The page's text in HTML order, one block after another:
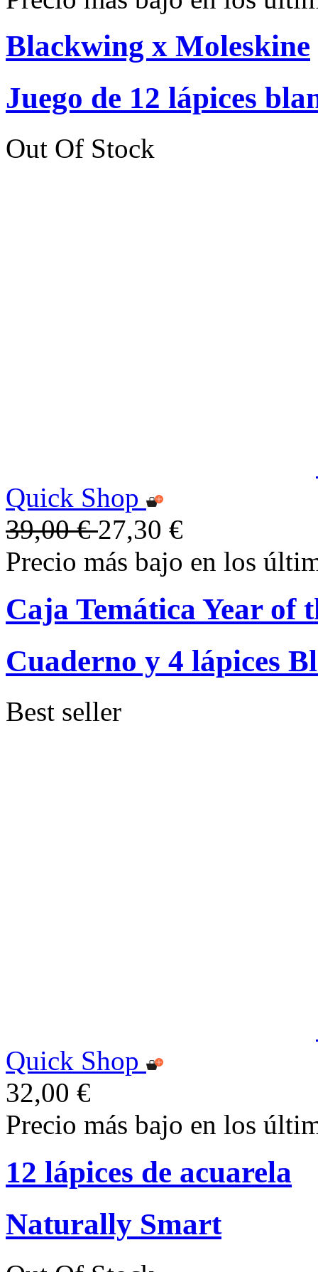
Blackwing x Moleskine
Juego de 12 lápices
Out Of Stock
Quick Shop
39,00 €27,30 €
Precio más bajo en los
Caja Temática Year of
Cuaderno y 4 lápices
Best seller
Quick Shop
32,00 €
Precio más bajo en los
12 lápices de acuarela
Naturally Smart